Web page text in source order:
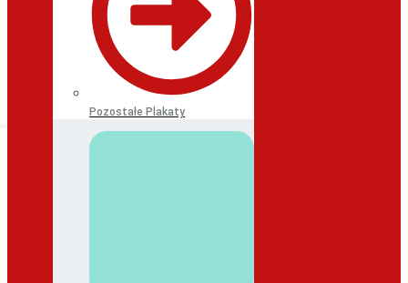
Pozostałe Plakaty